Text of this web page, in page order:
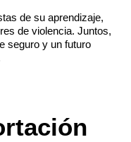
de su aprendizaje,
de violencia. Juntos,
seguro y un futuro